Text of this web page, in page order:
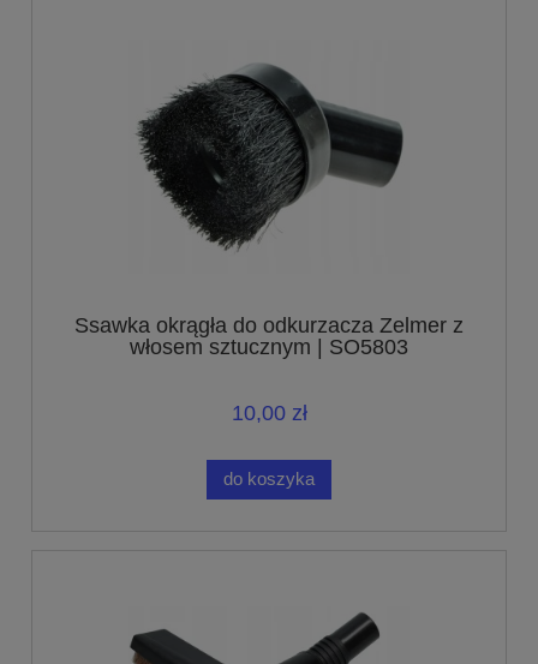
Ssawka okrągła do odkurzacza Zelmer z
włosem sztucznym | SO5803
10,00 zł
do koszyka